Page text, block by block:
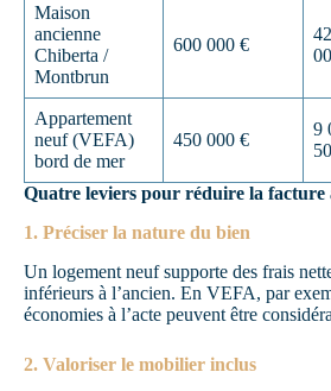
Maison
ancienne
Chiberta /
Montbrun
600 000 €
Appartement
neuf (VEFA)
bord de mer
450 000 €
9
Quatre leviers pour réduire la facture
1. Préciser la nature du bien
Un logement neuf supporte des frais
inférieurs à l’ancien. En VEFA, par
économies à l’acte peuvent être
2. Valoriser le mobilier inclus